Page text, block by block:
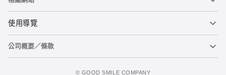
黏土人
黏土人臉部製造機（英文）
使用導覽
重要公告
公司概要／條款
©️ GOOD SMILE COMPANY